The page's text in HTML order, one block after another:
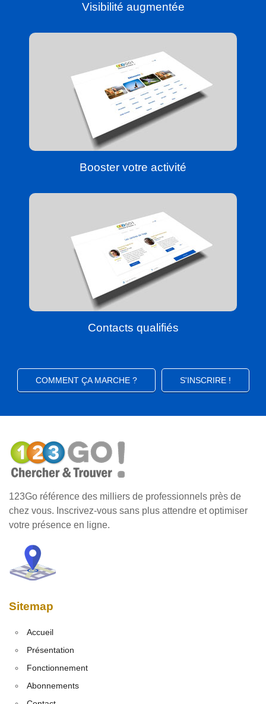
Visibilité augmentée
Booster votre activité
Contacts qualifiés
COMMENT ÇA MARCHE ? S'INSCRIRE !
123Go référence des milliers de professionnels près de
chez vous. Inscrivez-vous sans plus attendre et optimiser
votre présence en ligne.
Sitemap
Accueil
Présentation
Fonctionnement
Abonnements